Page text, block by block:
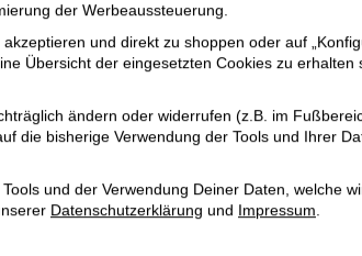
Viscose und
einem Must-Have in
Eleganter
Praktische
Optimale
Hochwertige
der Werbeaussteuerung.
und direkt zu shoppen oder auf
Übersicht der eingesetzten Cookies zu erhalten
ändern oder widerrufen (z.B. im
die bisherige Verwendung der Tools und Ihrer
und der Verwendung Deiner Daten, welche
Datenschutzerklärung und Impressum.